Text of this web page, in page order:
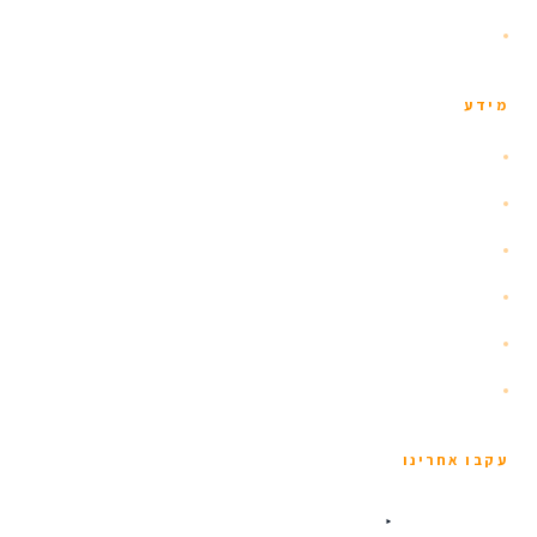
צור קשר
מידע
אודות
הזוהר הצפוני
איסלנד עם ילדים
שומרי כשרות
תנאים כלליים
מדיניות פרטיות
עקבו אחרינו